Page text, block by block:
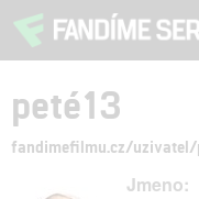
peté13
fandimefilmu.cz/uzivatel/
Jmeno: